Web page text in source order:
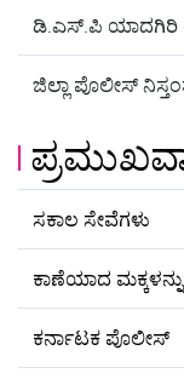
ಡಿ.ಎಸ್.ಪಿ ಯಾದಗಿರಿ
ಜಿಲ್ಲಾ ಪೊಲೀಸ್
ಸಕಾಲ ಸೇವೆಗಳು
ಕಾಣೆಯಾದ
ಕರ್ನಾಟಕ ಪೊಲೀಸ್